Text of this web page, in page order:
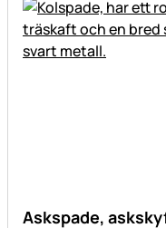
Askspade,